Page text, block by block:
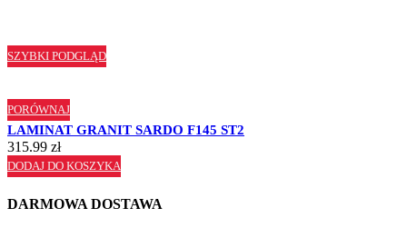
SZYBKI PODGLĄD
PORÓWNAJ
LAMINAT GRANIT SARDO F145 ST2
315.99 zł
DODAJ DO KOSZYKA
DARMOWA DOSTAWA